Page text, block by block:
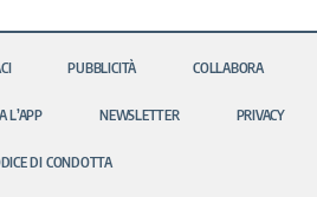
PUBBLICITÀ COLLABORA
L’APP NEWSLETTER PRIVACY
DI CONDOTTA